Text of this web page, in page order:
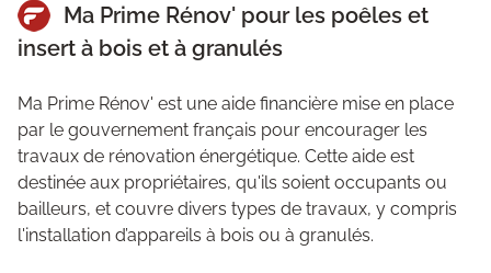
Ma Prime Rénov' pour les poêles et
insert à bois et à granulés
Ma Prime Rénov' est une aide financière mise en place
par le gouvernement français pour encourager les
travaux de rénovation énergétique. Cette aide est
destinée aux propriétaires, qu'ils soient occupants ou
bailleurs, et couvre divers types de travaux, y compris
l'installation d’appareils à bois ou à granulés.